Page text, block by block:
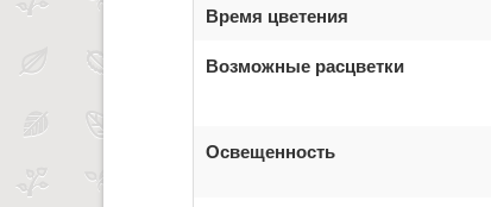
Время цветения
Возможные расцветки
Освещенность